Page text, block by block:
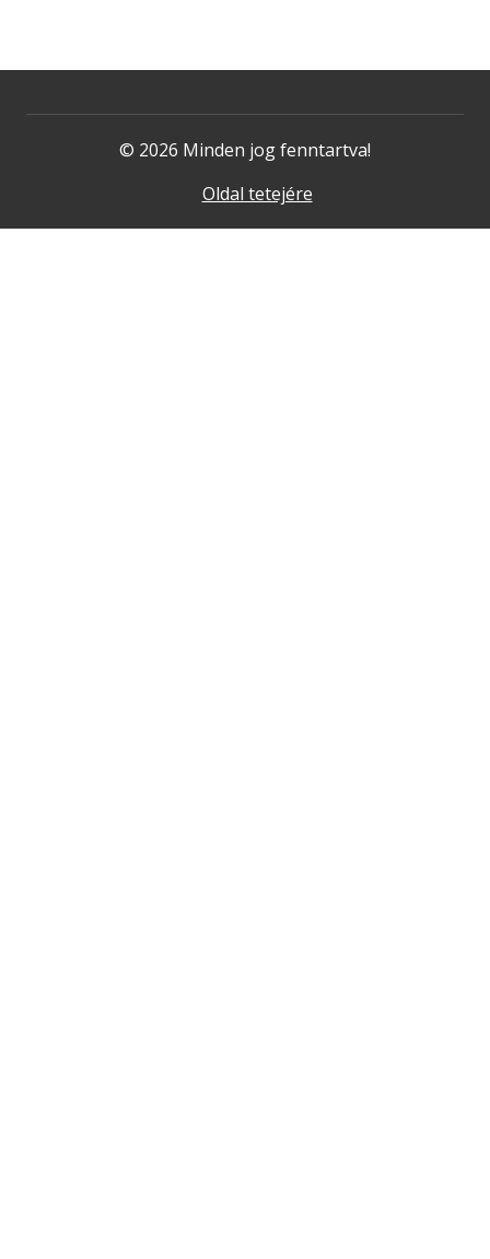
© 2026 Minden jog fenntartva!
Oldal tetejére